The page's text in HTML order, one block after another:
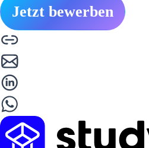
Jetzt bewerben